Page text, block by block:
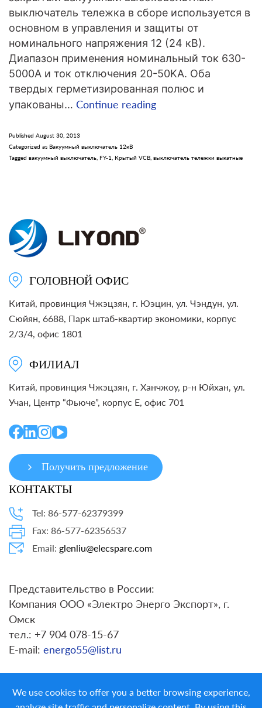
выключатель тележка в сборе используется в
основном в управления и защиты от
номинального напряжения 12 (24 кВ).
Диапазон применения номинальный ток 630-
5000A и ток отключения 20-50KA. Оба
твердых герметизированная полюс и
упакованы… Continue readingКрытый
Published August 30, 2013
Categorized as Вакуумный выключатель 12кВ
Tagged вакуумный выключатель FY-1 Крытый VCB выключатель тележки выкатные
ГОЛОВНОЙ ОФИС
Китай, провинция Чжэцзян, г. Юэцин, ул. Чэндун, ул.
Сюйян, 6688, Парк штаб-квартир экономики, корпус
2/3/4, офис 1801
ФИЛИАЛ
Китай, провинция Чжэцзян, г. Ханчжоу, р-н Юйхан, ул.
Учан, Центр “Фьюче”, корпус E, офис 701
Получить предложение
КОНТАКТЫ
Tel: 86-577-62379399
Fax: 86-577-62356537
Email: glenliu@elecspare.com
Представительство в России:
Компания ООО «Электро Энерго Экспорт», г.
Омск
тел.: +7 904 078-15-67
E-mail: energo55@list.ru
We use cookies to offer you a better browsing experience,